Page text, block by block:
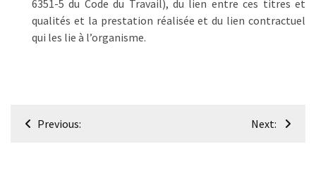
6351-5 du Code du Travail), du lien entre ces titres et
qualités et la prestation réalisée et du lien contractuel
qui les lie à l’organisme.
Navigation
Previous: Next: